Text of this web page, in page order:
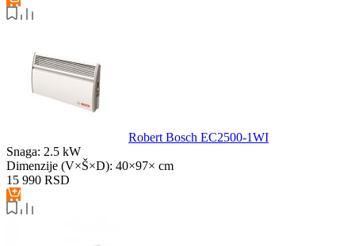
Robert Bosch EC2500-1WI
Snaga: 2.5 kW
Dimenzije (V×Š×D): 40×97× cm
15 990 RSD